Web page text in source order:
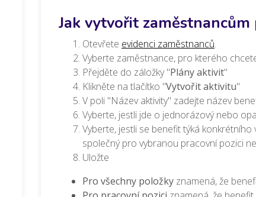
Jak vytvořit
Otevřete evidenci zaměstnanců.
Vyberte zaměstnance, pro kterého
Přejděte do záložky "Plány aktivit"
Klikněte na tlačítko "Vytvořit aktivitu"
V poli "Název aktivity" zadejte název
Vyberte, jestli jde o jednorázový nebo
Vyberte, jestli se benefit týká
společný pro vybranou pracovní pozici
Uložte
Pro všechny položky znamená, že